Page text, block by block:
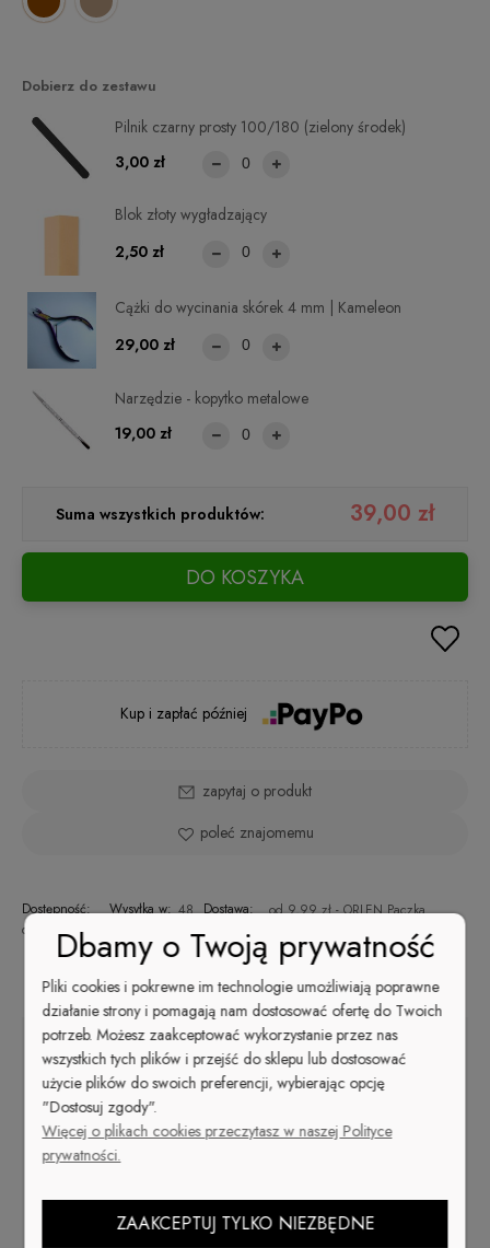
Dobierz do zestawu
Narzędzie - kopytko metalowe
19,00 zł
Blok złoty wygładzający
2,50 zł
Pilnik czarny prosty 100/180 (zielony środek)
3,00 zł
Cążki do wycinania skórek 4 mm | Kameleon
29,00 zł
Suma wszystkich produktów: 39,00 zł
DO KOSZYKA
Kup i zapłać później
zapytaj o produkt
poleć znajomemu
Dostępność:
duża ilość
Wysyłka w: 48 Dostawa: od 9,99 zł - ORLEN Paczka
(Polska)
Cena nie zawiera ewentualnych kosztów płatności
Opis
SAND IN MY TOES #5622
Osiem błyszczących wakacyjnych kolorów z
najnowszą limitowaną kolekcją Beach Life!
Pojemność 14 g.
Dbamy o Twoją prywatność
Pliki cookies i pokrewne im technologie umożliwiają poprawne
działanie strony i pomagają nam dostosować ofertę do Twoich
potrzeb. Możesz zaakceptować wykorzystanie przez nas
wszystkich tych plików i przejść do sklepu lub dostosować
użycie plików do swoich preferencji, wybierając opcję
"Dostosuj zgody".
Więcej o plikach cookies przeczytasz w naszej Polityce
prywatności.
ZAAKCEPTUJ TYLKO NIEZBĘDNE